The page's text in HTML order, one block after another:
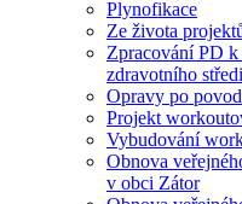
Plynofikace
Ze života
Zpracování PD
zdravotního
Opravy po
Projekt
Vybudování
Obnova
v obci Zátor